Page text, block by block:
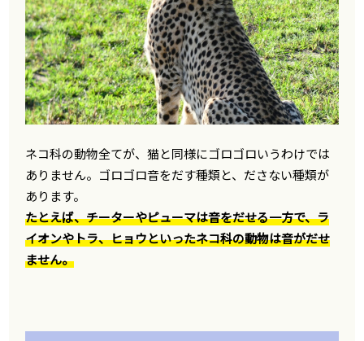
ネコ科の動物全てが、猫と同様にゴロゴロいうわけでは
ありません。ゴロゴロ音をだす種類と、ださない種類が
あります。
たとえば、チーターやピューマは音をだせる一方で、ラ
イオンやトラ、ヒョウといったネコ科の動物は音がだせ
ません。